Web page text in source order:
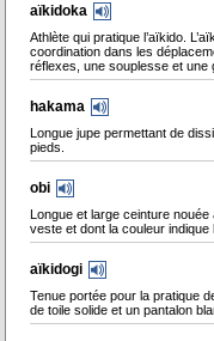
aïkidoka
Athlète qui pratique l’aïkido.
coordination dans les
réflexes, une souplesse et une
hakama
Longue jupe permettant de
pieds.
obi
Longue et large ceinture
veste et dont la couleur indique
aïkidogi
Tenue portée pour la pratique
de toile solide et un pantalon